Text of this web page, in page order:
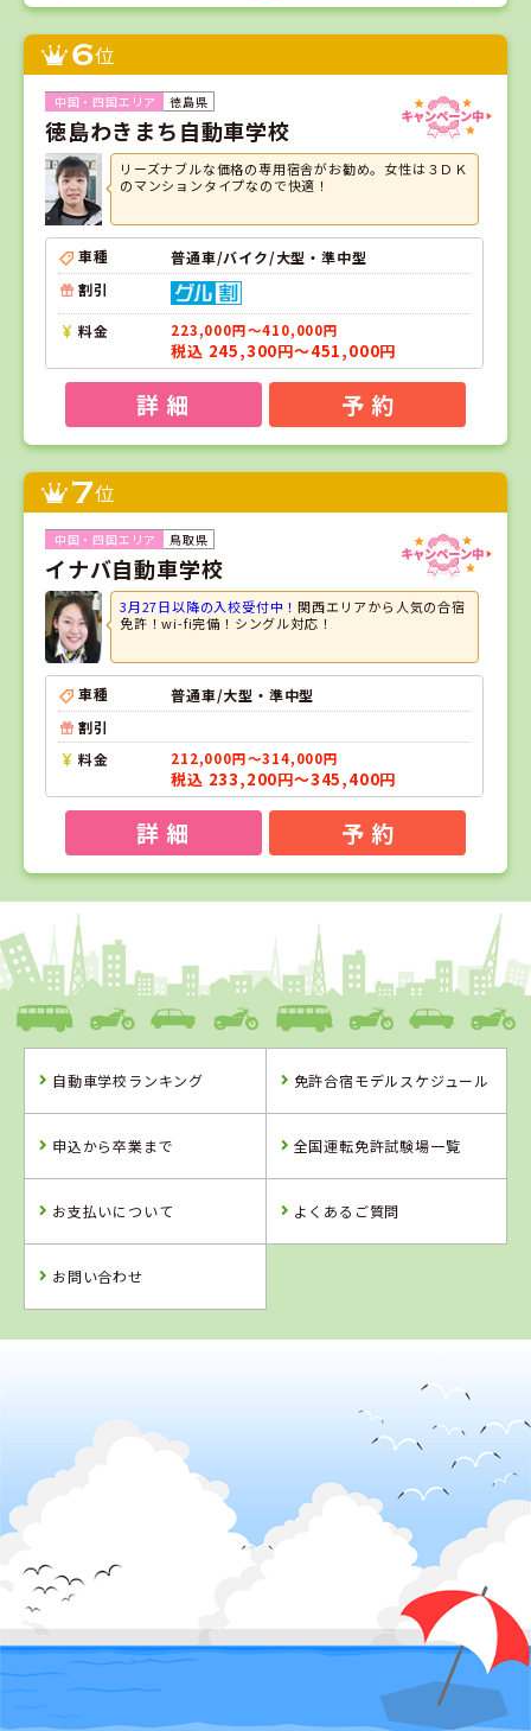
6位
徳島県
徳島わきまち自動車学校
リーズナブルな価格の専用宿舎がお勧め。女性は３ＤＫ
のマンションタイプなので快適！
車種
普通車/バイク/大型・準中型
割引
料金 223,000円～410,000円
税込 245,300円～451,000円
詳 細 予 約
7位
鳥取県
イナバ自動車学校
3月27日以降の入校受付中！関西エリアから人気の合宿
免許！wi-fi完備！シングル対応！
車種
普通車/大型・準中型
割引
料金
212,000円～314,000円
税込 233,200円～345,400円
詳 細 予 約
1
愛媛県
八幡浜自動車教習所
詳 細 予 約
詳 細 予 約
習所
詳 細
予 約
詳 細
4位
詳 細
5位
香川県
かがわ自動車学
詳 細
6位
徳島県
徳島わきまち自
動車学校
詳 細
予 約
自動車学校ランキング 免許合宿モデルスケジュール
申込から卒業まで 全国運転免許試験場一覧
お支払いについて よくあるご質問
お問い合わせ